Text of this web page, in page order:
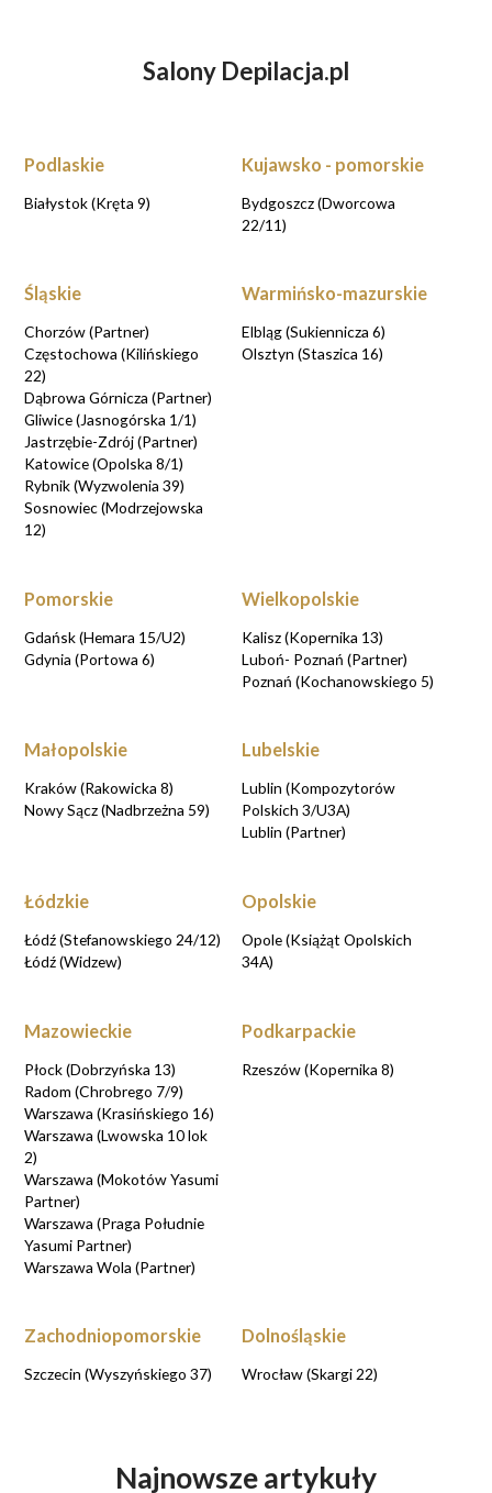
ZASTANAWIASZ SIĘ NAD DEPILACJĄ
Salony Depilacja.pl
Podlaskie
Białystok (Kręta 9)
Kujawsko - pomorskie
Bydgoszcz (Dworcowa
22/11)
Śląskie
Chorzów (Partner)
Częstochowa (Kilińskiego
22)
Dąbrowa Górnicza (Partner)
Gliwice (Jasnogórska 1/1)
Jastrzębie-Zdrój (Partner)
Katowice (Opolska 8/1)
Rybnik (Wyzwolenia 39)
Sosnowiec (Modrzejowska
12)
Warmińsko-mazurskie
Elbląg (Sukiennicza 6)
Olsztyn (Staszica 16)
Pomorskie
Gdańsk (Hemara 15/U2)
Gdynia (Portowa 6)
Wielkopolskie
Kalisz (Kopernika 13)
Luboń- Poznań (Partner)
Poznań (Kochanowskiego 5)
Małopolskie
Kraków (Rakowicka 8)
Nowy Sącz (Nadbrzeżna 59)
Lubelskie
Lublin (Kompozytorów
Polskich 3/U3A)
Lublin (Partner)
Łódzkie
Łódź (Stefanowskiego 24/12)
Łódź (Widzew)
Opolskie
Opole (Książąt Opolskich
34A)
Mazowieckie
Płock (Dobrzyńska 13)
Radom (Chrobrego 7/9)
Warszawa (Krasińskiego 16)
Warszawa (Lwowska 10 lok
2)
Warszawa (Mokotów Yasumi
Partner)
Warszawa (Praga Południe
Yasumi Partner)
Warszawa Wola (Partner)
Podkarpackie
Rzeszów (Kopernika 8)
Zachodniopomorskie
Szczecin (Wyszyńskiego 37)
Dolnośląskie
Wrocław (Skargi 22)
Najnowsze artykuły